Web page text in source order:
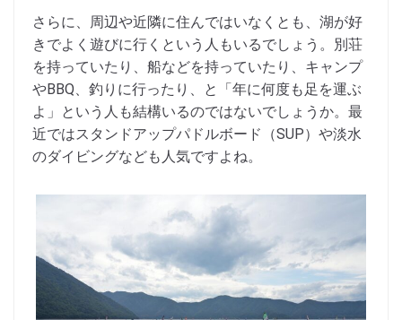
さらに、周辺や近隣に住んではいなくとも、湖が好
きでよく遊びに行くという人もいるでしょう。別荘
を持っていたり、船などを持っていたり、キャンプ
やBBQ、釣りに行ったり、と「年に何度も足を運ぶ
よ」という人も結構いるのではないでしょうか。最
近ではスタンドアップパドルボード（SUP）や淡水
のダイビングなども人気ですよね。